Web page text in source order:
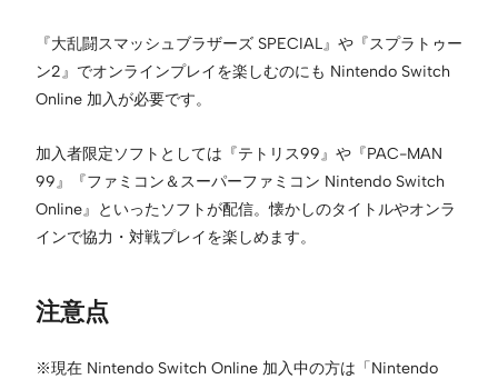
『大乱闘スマッシュブラザーズ SPECIAL』や『スプラトゥー
ン2』でオンラインプレイを楽しむのにも Nintendo Switch
Online 加入が必要です。
加入者限定ソフトとしては『テトリス99』や『PAC-MAN
99』『ファミコン＆スーパーファミコン Nintendo Switch
Online』といったソフトが配信。懐かしのタイトルやオンラ
インで協力・対戦プレイを楽しめます。
注意点
※現在 Nintendo Switch Online 加入中の方は「Nintendo